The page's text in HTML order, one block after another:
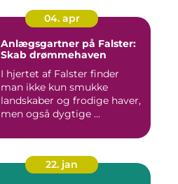
04. apr
Anlægsgartner på Falster:
Skab drømmehaven
I hjertet af Falster finder
man ikke kun smukke
landskaber og frodige haver,
men også dygtige ...
22. jan